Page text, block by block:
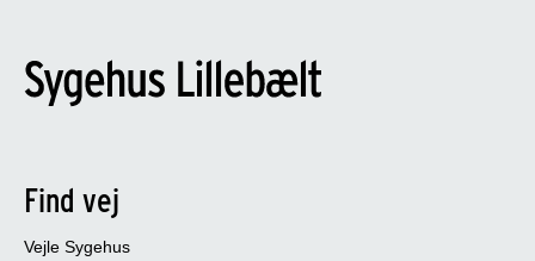
Find vej
Vejle Sygehus